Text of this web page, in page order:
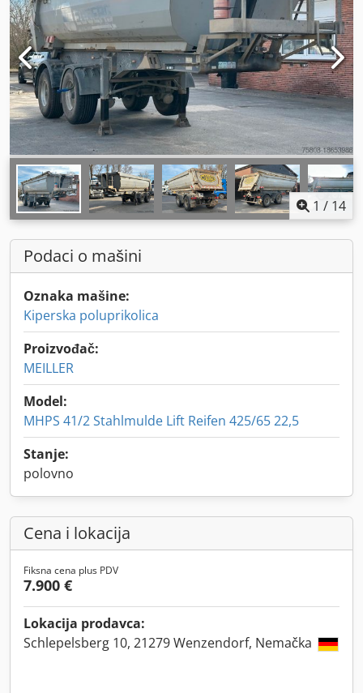
1 / 14
Podaci o mašini
Oznaka mašine:
Kiperska poluprikolica
Proizvođač:
MEILLER
Model:
MHPS 41/2 Stahlmulde Lift Reifen 425/65 22,5
Stanje:
polovno
Cena i lokacija
Fiksna cena plus PDV
7.900 €
Lokacija prodavca:
Schlepelsberg 10, 21279 Wenzendorf, Nemačka